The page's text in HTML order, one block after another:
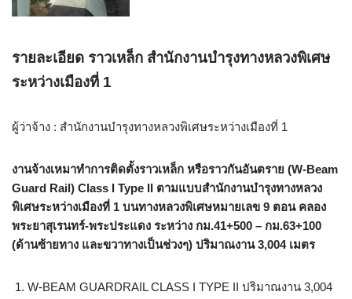
รายละเอียด ราวเหล็ก สำนักงานบำรุงทางหลวงพิเศษ
ระหว่างเมืองที่ 1
ผู้ว่าจ้าง : สำนักงานบำรุงทางหลวงพิเศษระหว่างเมืองที่ 1
งานจ้างเหมาทำการติดตั้งราวเหล็ก หรือราวกันอันตราย (W-Beam
Guard Rail) Class I Type II ตามแบบสำนักงานบำรุงทางหลวง
พิเศษระหว่างเมืองที่ 1 บนทางหลวงพิเศษหมายเลข 9 ตอน คลอง
พระยาสุเรนทร์-พระประแดง ระหว่าง กม.41+500 – กม.63+100
(ด้านซ้ายทาง และขวาทางเป็นช่วงๆ) ปริมาณงาน 3,004 เมตร
W-BEAM GUARDRAIL CLASS I TYPE II ปริมาณงาน 3,004